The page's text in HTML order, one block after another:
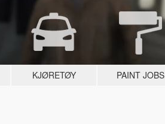
KJØRETØY PAINT JOBS